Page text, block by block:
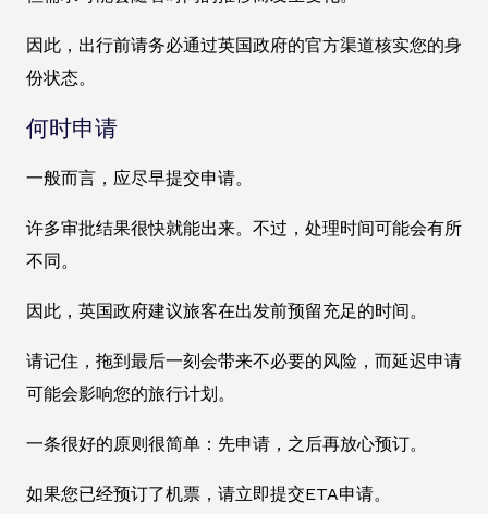
因此，出行前请务必通过英国政府的官方渠道核实您的身
份状态。
何时申请
一般而言，应尽早提交申请。
许多审批结果很快就能出来。不过，处理时间可能会有所
不同。
因此，英国政府建议旅客在出发前预留充足的时间。
请记住，拖到最后一刻会带来不必要的风险，而延迟申请
可能会影响您的旅行计划。
一条很好的原则很简单：先申请，之后再放心预订。
如果您已经预订了机票，请立即提交ETA申请。